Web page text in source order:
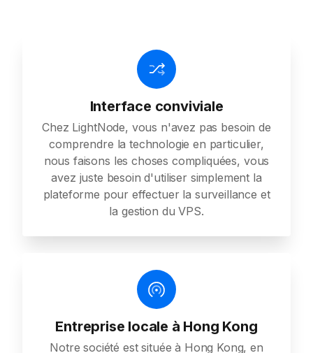
Interface conviviale
Chez LightNode, vous n'avez pas besoin de
comprendre la technologie en particulier,
nous faisons les choses compliquées, vous
avez juste besoin d'utiliser simplement la
plateforme pour effectuer la surveillance et
la gestion du VPS.
Entreprise locale à Hong Kong
Notre société est située à Hong Kong, en